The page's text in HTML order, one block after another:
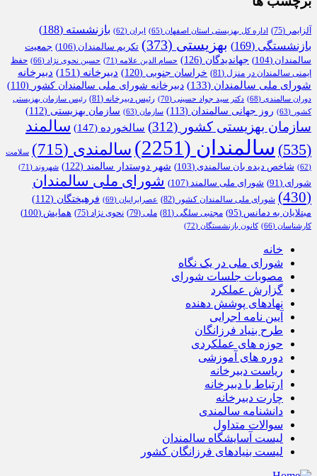
آلزایمر (75) اداره کل بهزیستی استان اصفهان (65) ایران (62) بازنشسته (188)
بازنشستگی (169) بهزیستی (373) تکریم سالمندان (106)
جمعیت
سالمندان (104) جهاندیدگان (126) حسام الدین علامه (71) حسین نحوی نژاد (66)
حفظ
ایمنی سالمندان در منزل (81) خراسان جنوبی (120) دبیرخانه (151)
دبیرخانه
شورای ملی سالمندان (133) دبیرخانه شورای ملی سالمندان کشور (110)
دوران سالمندی (68) دکتر سید جواد حسینی (70) رئیس دبیرخانه (81)
رئیس سازمان بهزیستی
کشور (63) روز جهانی سالمندان (113) سازمان (63) سازمان بهزیستی (112)
سازمان بهزیستی کشور (312) سالخورده (147)
سالمند
(535)
سالمندان (2251) سالمندی (715)
سلامت
(62)
شاخص دیده بان سالمندی (103) شهر دوستدار سالمند (122) شهروند (71)
شورای (91) شورای ملی سالمند (107)
شورای ملی سالمندان
(430)
شورای ملی سالمندان کشور (82) عصرایرانیان (69) فرهیختگان (112)
مبتلایان به دمانس (95) مجتبی سلگی (81) ملی (79) نحوی نژاد (75) همایش (100)
کارشناسان (66) کانون بازنشستگان (72)
خانه
شورای ملی در یک نگاه
مصوبات جلسات شورای
گزارش عملکرد
نهادهای پوشش دهنده
آیین نامه اجرایی
طرح بنیاد فرزانگان
حوزه های عملکردی
دوره های آموزشی
ریاست دبیرخانه
ارتباط با دبیرخانه
چارت دبیرخانه
دانشنامه سالمندی
سوالات متداول
لیست آسایشگاه سالمندان
لیست بنیادهای فرزانگان کشور